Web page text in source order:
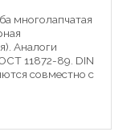
многолапчатая
Аналоги
11872-89. DIN
совместно с
для фиксации
втулок на валах